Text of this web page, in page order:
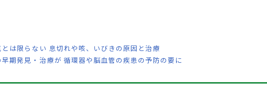
は限らない 息切れや咳、いびきの原因と治療
期発見・治療が 循環器や脳血管の疾患の予防の要に